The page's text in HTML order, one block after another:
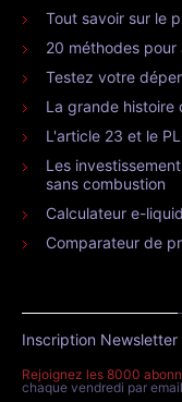
Tout savoir sur le
20 méthodes
Testez votre
La grande histoire
L'article 23 et le
Les
sans combustion
Calculateur e-
Comparateur de
Inscription Newsletter
Rejoignez les 8000
chaque vendredi par